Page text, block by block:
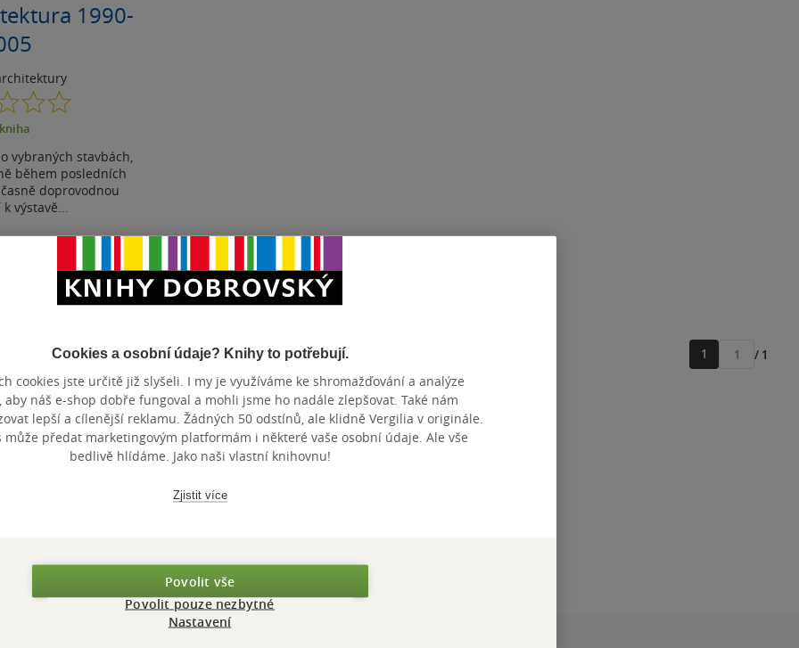
1990-
0.0
z
5
kniha
vybraných stavbách,
během posledních
doprovodnou
výstavě...
do seznamu
1
Přejít
/ 1
Cookies a osobní údaje? Knihy to potřebují.
cookies jste určitě již slyšeli. I my je využíváme ke shromažďování a analýze
aby náš e-shop dobře fungoval a mohli jsme ho nadále zlepšovat. Také nám
lepší a cílenější reklamu. Žádných 50 odstínů, ale klidně Vergilia v originále.
může předat marketingovým platformám i některé vaše osobní údaje. Ale vše
bedlivě hlídáme. Jako naši vlastní knihovnu!
Zjistit více
Povolit vše
Povolit pouze nezbytné
Nastavení